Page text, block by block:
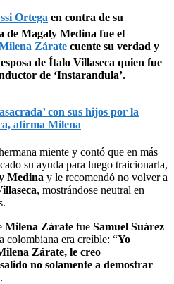
Ortega en contra de su
de Magaly Medina fue el
Zárate cuente su verdad y
de Ítalo Villaseca quien fue
de ‘Instarandula’.
con sus hijos por la
afirma Milena
miente y contó que en más
su ayuda para luego traicionarla,
Medina y le recomendó no volver a
, mostrándose neutral en
Milena Zárate fue Samuel Suárez
colombiana era creíble: “Yo
Zárate, le creo
no solamente a demostrar